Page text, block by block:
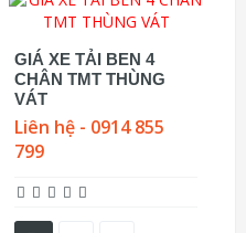
GIÁ XE TẢI BEN 4
CHÂN TMT THÙNG
VÁT
Liên hệ - 0914 855
799